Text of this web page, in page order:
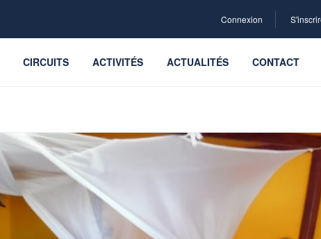
Connexion
CIRCUITS ACTIVITÉS ACTUALITÉS CONTACT